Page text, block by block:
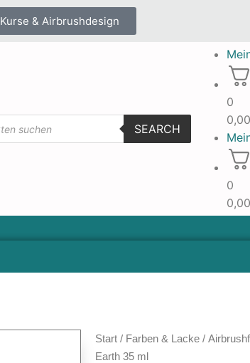
Kurse & Airbrushdesign
SEARCH
0
0,00
0
0,00
Start / Farben & Lacke /
Earth 35 ml